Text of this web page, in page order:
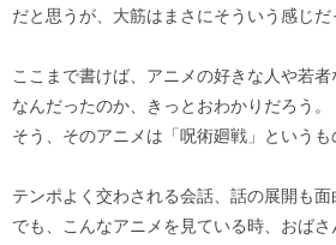
だと思うが、大筋はまさにそういう感じだ
ここまで書けば、アニメの好きな人や若
なんだったのか、きっとおわかりだろう。
そう、そのアニメは「呪術廻戦」というも
テンポよく交わされる会話、話の展開も面
でも、こんなアニメを見ている時、おば